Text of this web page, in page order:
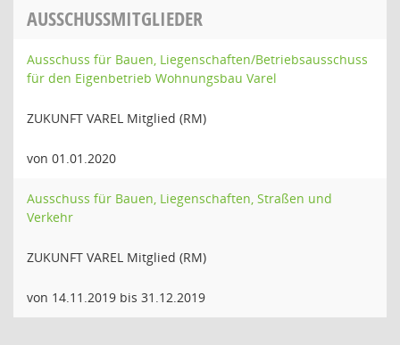
AUSSCHUSSMITGLIEDER
Ausschuss für Bauen, Liegenschaften/Betriebsausschuss
für den Eigenbetrieb Wohnungsbau Varel
ZUKUNFT VAREL Mitglied (RM)
von 01.01.2020
Ausschuss für Bauen, Liegenschaften, Straßen und
Verkehr
ZUKUNFT VAREL Mitglied (RM)
von 14.11.2019 bis 31.12.2019